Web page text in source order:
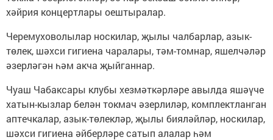
хәйрия концертлары оештыралар.
Черемуховолылар носкилар, җылы чалбарлар, азык-
төлек, шәхси гигиена чаралары, тәм-томнар, яшелчәләр
әзерләгән һәм акча җыйганнар.
Чуаш Чабаксары клубы хезмәткәрләре авылда яшәүче
хатын-кызлар белән токмач әзерлиләр, комплектланган
аптечкалар, азык-төлекләр, җылы бияләйләр, носкилар,
шәхси гигиена әйберләре сатып алалар һәм